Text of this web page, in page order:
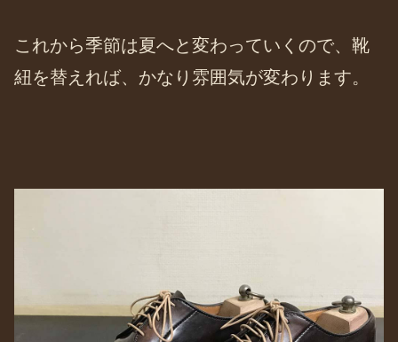
これから季節は夏へと変わっていくので、靴
紐を替えれば、かなり雰囲気が変わります。